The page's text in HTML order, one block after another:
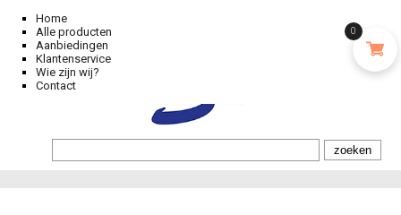
Home
Alle producten
Aanbiedingen
Klantenservice
Wie zijn wij?
Contact
0